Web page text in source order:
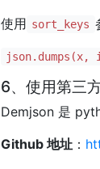
使用 sort_keys
json.dumps(x,
6、使用第三
Demjson 是
Github 地址 ：